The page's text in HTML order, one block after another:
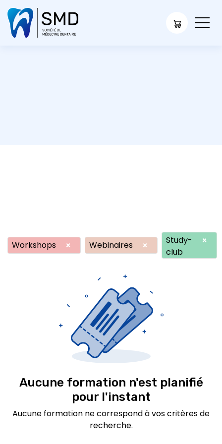
Workshops × Webinaires ×
Study-
club
×
Aucune formation n'est planifié
pour l'instant
Aucune formation ne correspond à vos critères de
recherche.